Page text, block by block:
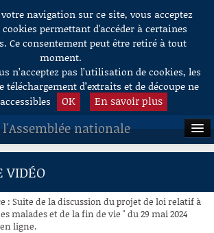
navigation sur ce site, vous acceptez
permettant d'accéder à certaines
Ce consentement peut être retiré à tout
moment.
n’acceptez pas l’utilisation de cookies, les
d’extraits et de découpe ne
OK En savoir plus
nationale
VIDÉO
: Suite de la discussion du projet de loi relatif à
malades et de la fin de vie " du 29 mai 2024
ligne.